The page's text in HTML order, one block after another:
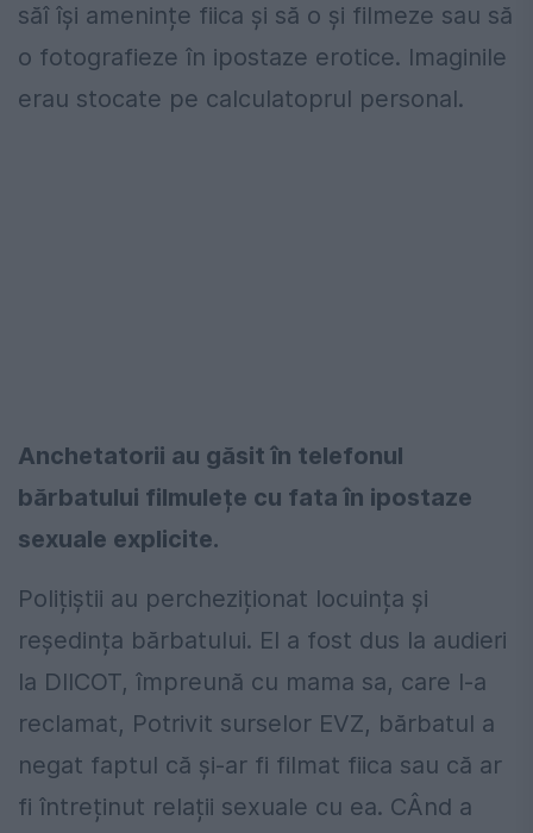
săî își amenințe fiica și să o și filmeze sau să
o fotografieze în ipostaze erotice. Imaginile
erau stocate pe calculatoprul personal.
Anchetatorii au găsit în telefonul
bărbatului filmulețe cu fata în ipostaze
sexuale explicite.
Polițiștii au percheziționat locuința și
reședința bărbatului. El a fost dus la audieri
la DIICOT, împreună cu mama sa, care l-a
reclamat, Potrivit surselor EVZ, bărbatul a
negat faptul că și-ar fi filmat fiica sau că ar
fi întreținut relații sexuale cu ea. CÂnd a